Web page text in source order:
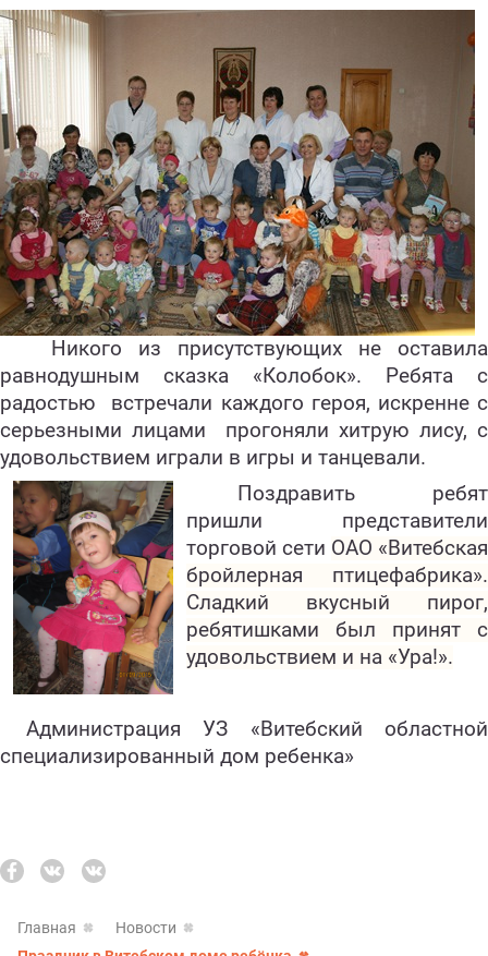
Никого из присутствующих не оставила
равнодушным сказка «Колобок». Ребята с
радостью
встречали каждого героя, искренне с
серьезными лицами
прогоняли хитрую лису, с
удовольствием играли в игры и танцевали.
Поздравить ребят
пришли представители
торговой сети ОАО «Витебская
бройлерная птицефабрика».
Сладкий вкусный пирог,
ребятишками был принят с
удовольствием и на «Ура!».
Администрация УЗ «Витебский областной
специализированный дом ребенка»
Главная
Новости